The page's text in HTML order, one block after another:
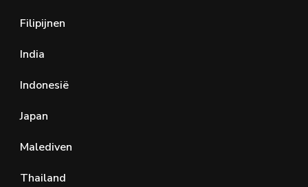
Filipijnen
India
Indonesië
Japan
Malediven
Thailand